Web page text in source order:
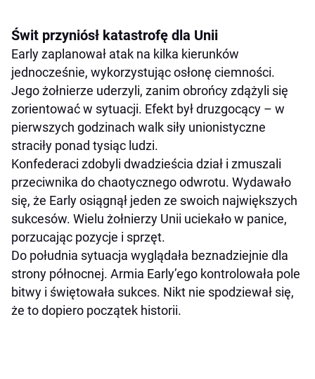
Świt przyniósł katastrofę dla Unii
Early zaplanował atak na kilka kierunków
jednocześnie, wykorzystując osłonę ciemności.
Jego żołnierze uderzyli, zanim obrońcy zdążyli się
zorientować w sytuacji. Efekt był druzgocący – w
pierwszych godzinach walk siły unionistyczne
straciły ponad tysiąc ludzi.
Konfederaci zdobyli dwadzieścia dział i zmuszali
przeciwnika do chaotycznego odwrotu. Wydawało
się, że Early osiągnął jeden ze swoich największych
sukcesów. Wielu żołnierzy Unii uciekało w panice,
porzucając pozycje i sprzęt.
Do południa sytuacja wyglądała beznadziejnie dla
strony północnej. Armia Early’ego kontrolowała pole
bitwy i świętowała sukces. Nikt nie spodziewał się,
że to dopiero początek historii.